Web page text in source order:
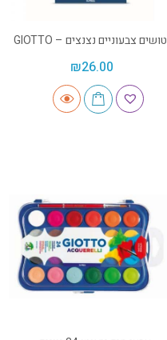
טושים צבעוניים נצנצים – GIOTTO
₪26.00